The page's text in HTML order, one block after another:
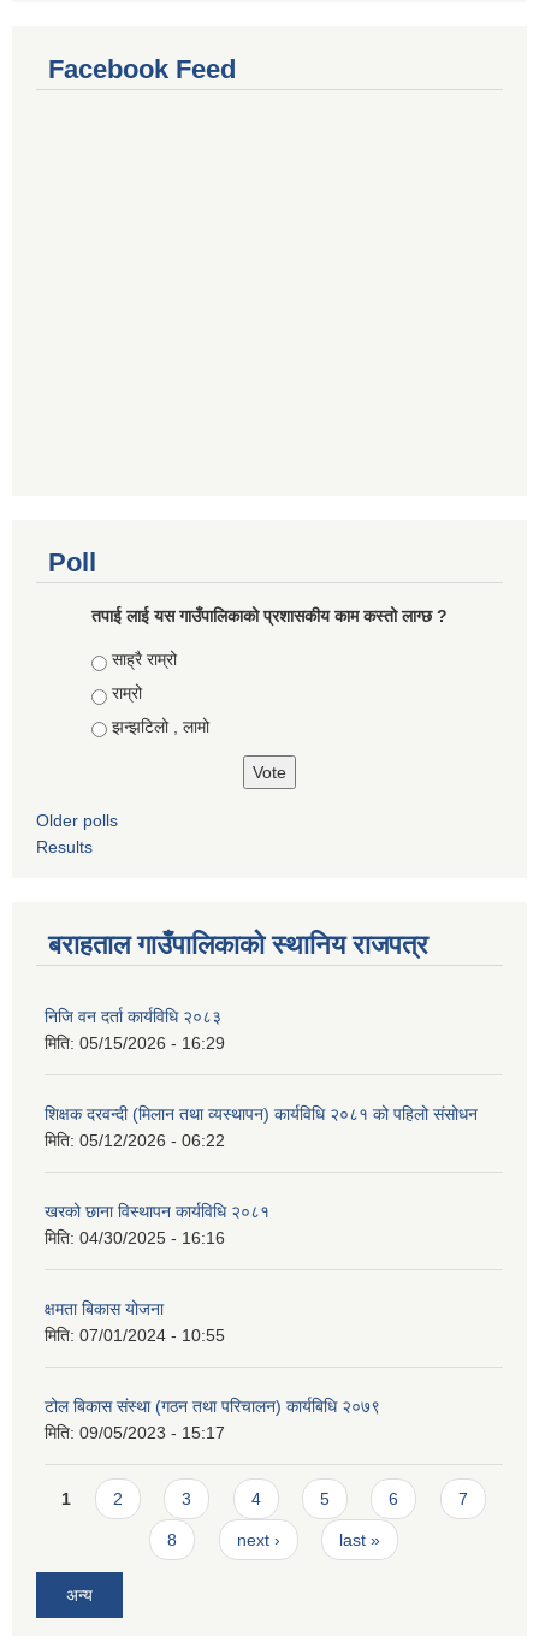
Facebook Feed
Poll
तपाई लाई यस गाउँपालिकाको प्रशासकीय काम कस्तो लाग्छ ?
Choices
साह्रै राम्रो
राम्रो
झन्झटिलो , लामो
Older polls
Results
बराहताल गाउँपालिकाको स्थानिय राजपत्र
निजि वन दर्ता कार्यविधि २०८३
मिति: 05/15/2026 - 16:29
शिक्षक दरवन्दी (मिलान तथा व्यस्थापन) कार्यविधि २०८१ को पहिलो संसोधन
मिति: 05/12/2026 - 06:22
खरको छाना विस्थापन कार्यविधि २०८१
मिति: 04/30/2025 - 16:16
क्षमता बिकास योजना
मिति: 07/01/2024 - 10:55
टोल बिकास संस्था (गठन तथा परिचालन) कार्यबिधि २०७९
मिति: 09/05/2023 - 15:17
Pages
1 2 3 4 5 6 7
8 next › last »
अन्य